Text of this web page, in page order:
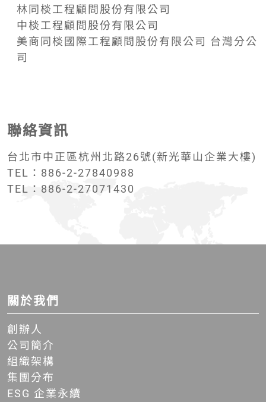
林同棪工程顧問股份有限公司
中棪工程顧問股份有限公司
美商同棪國際工程顧問股份有限公司 台灣分公
司
聯絡資訊
台北市中正區杭州北路26號(新光華山企業大樓)
TEL：886-2-27840988
TEL：886-2-27071430
關於我們
創辦人
公司簡介
組織架構
集團分布
ESG 企業永續